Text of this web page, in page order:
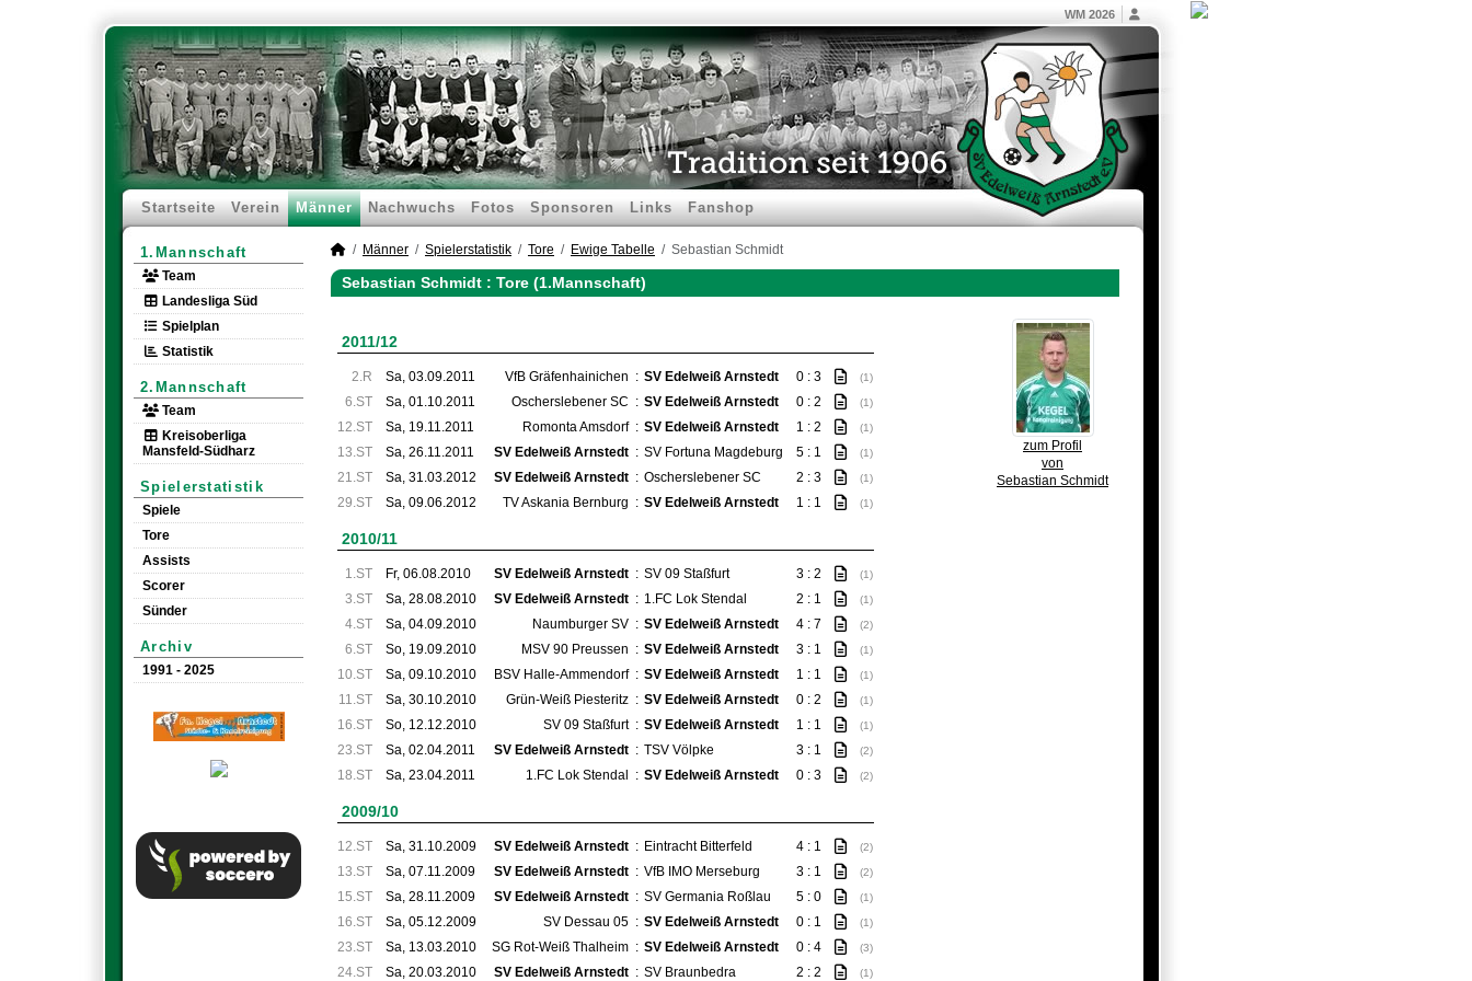
WM 2026
Startseite Verein Männer Nachwuchs Fotos Sponsoren Links Fanshop
1.Mannschaft
Team
Landesliga Süd
Spielplan
Statistik
2.Mannschaft
Team
Kreisoberliga
Mansfeld-Südharz
Spielerstatistik
Spiele
Tore
Assists
Scorer
Sünder
Archiv
1991 - 2025
Männer Spielerstatistik Tore Ewige Tabelle Sebastian Schmidt
Sebastian Schmidt : Tore (1.Mannschaft)
zum Profil
von
Sebastian Schmidt
2011/12
2.R Sa, 03.09.2011 VfB Gräfenhainichen : SV Edelweiß Arnstedt 0 : 3 (1)
6.ST Sa, 01.10.2011 Oscherslebener SC : SV Edelweiß Arnstedt 0 : 2 (1)
12.ST Sa, 19.11.2011 Romonta Amsdorf : SV Edelweiß Arnstedt 1 : 2 (1)
13.ST Sa, 26.11.2011 SV Edelweiß Arnstedt : SV Fortuna Magdeburg 5 : 1 (1)
21.ST Sa, 31.03.2012 SV Edelweiß Arnstedt : Oscherslebener SC 2 : 3 (1)
29.ST Sa, 09.06.2012 TV Askania Bernburg : SV Edelweiß Arnstedt 1 : 1 (1)
2010/11
1.ST Fr, 06.08.2010 SV Edelweiß Arnstedt : SV 09 Staßfurt 3 : 2 (1)
3.ST Sa, 28.08.2010 SV Edelweiß Arnstedt : 1.FC Lok Stendal 2 : 1 (1)
4.ST Sa, 04.09.2010 Naumburger SV : SV Edelweiß Arnstedt 4 : 7 (2)
6.ST So, 19.09.2010 MSV 90 Preussen : SV Edelweiß Arnstedt 3 : 1 (1)
10.ST Sa, 09.10.2010 BSV Halle-Ammendorf : SV Edelweiß Arnstedt 1 : 1 (1)
11.ST Sa, 30.10.2010 Grün-Weiß Piesteritz : SV Edelweiß Arnstedt 0 : 2 (1)
16.ST So, 12.12.2010 SV 09 Staßfurt : SV Edelweiß Arnstedt 1 : 1 (1)
23.ST Sa, 02.04.2011 SV Edelweiß Arnstedt : TSV Völpke 3 : 1 (2)
18.ST Sa, 23.04.2011 1.FC Lok Stendal : SV Edelweiß Arnstedt 0 : 3 (2)
2009/10
12.ST Sa, 31.10.2009 SV Edelweiß Arnstedt : Eintracht Bitterfeld 4 : 1 (2)
13.ST Sa, 07.11.2009 SV Edelweiß Arnstedt : VfB IMO Merseburg 3 : 1 (2)
15.ST Sa, 28.11.2009 SV Edelweiß Arnstedt : SV Germania Roßlau 5 : 0 (1)
16.ST Sa, 05.12.2009 SV Dessau 05 : SV Edelweiß Arnstedt 0 : 1 (1)
23.ST Sa, 13.03.2010 SG Rot-Weiß Thalheim : SV Edelweiß Arnstedt 0 : 4 (3)
24.ST Sa, 20.03.2010 SV Edelweiß Arnstedt : SV Braunbedra 2 : 2 (1)